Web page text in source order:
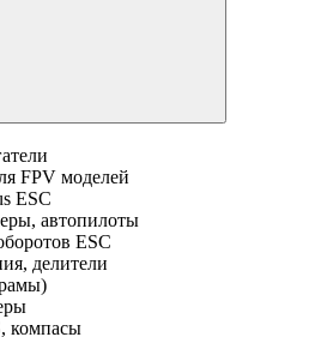
FPV моделей
ESC
автопилоты
ESC
делители
компасы